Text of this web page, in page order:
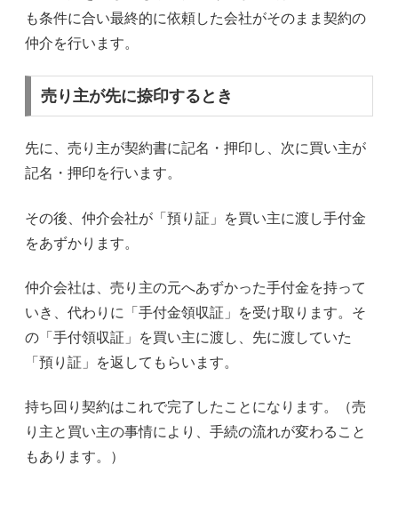
も条件に合い最終的に依頼した会社がそのまま契約の
仲介を行います。
売り主が先に捺印するとき
先に、売り主が契約書に記名・押印し、次に買い主が
記名・押印を行います。
その後、仲介会社が「預り証」を買い主に渡し手付金
をあずかります。
仲介会社は、売り主の元へあずかった手付金を持って
いき、代わりに「手付金領収証」を受け取ります。そ
の「手付領収証」を買い主に渡し、先に渡していた
「預り証」を返してもらいます。
持ち回り契約はこれで完了したことになります。（売
り主と買い主の事情により、手続の流れが変わること
もあります。）